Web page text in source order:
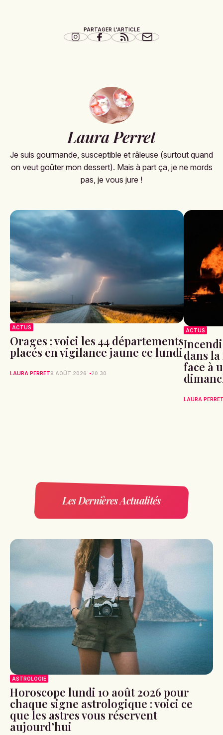
PARTAGER L'ARTICLE
Laura Perret
Je suis gourmande, susceptible et râleuse (surtout quand
on veut goûter mon dessert). Mais à part ça, je ne mords
pas, je vous jure !
ACTUS
Orages : voici les 44 départements
placés en vigilance jaune ce lundi
LAURA PERRET9 AOÛT 2026 20:30
ACTUS
dans
face à
LAURA
Les Dernières Actualités
ASTROLOGIE
Horoscope lundi 10 août 2026 pour
chaque signe astrologique : voici ce
que les astres vous réservent
aujourd’hui